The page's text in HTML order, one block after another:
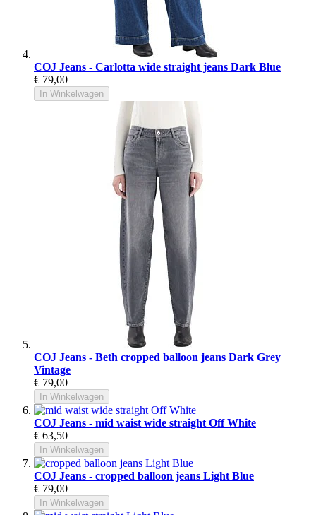
COJ Jeans - Carlotta wide straight jeans Dark Blue
€ 79,00
In Winkelwagen
COJ Jeans - Beth cropped balloon jeans Dark Grey
Vintage
€ 79,00
In Winkelwagen
COJ Jeans - mid waist wide straight Off White
€ 63,50
In Winkelwagen
COJ Jeans - cropped balloon jeans Light Blue
€ 79,00
In Winkelwagen